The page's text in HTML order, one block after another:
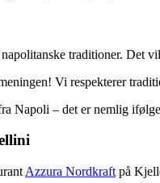
traditioner. Det
Vi respekterer
Napoli – det er nemlig
Azzura Nordkraft på